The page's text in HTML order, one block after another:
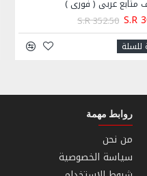
S.R
S.R 352.50
للسلة
روابط مهمة
من نحن
سياسة الخصوصية